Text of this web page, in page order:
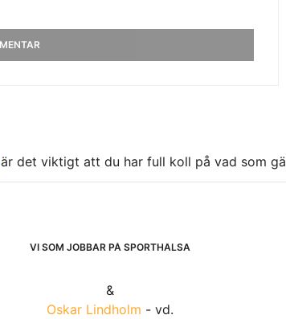
är det viktigt att du har full koll på vad som
VI SOM JOBBAR PÅ SPORTHÄLSA
&
Oskar Lindholm - vd.